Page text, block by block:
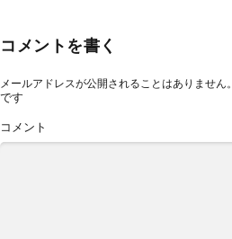
コメントを書く
メールアドレスが公開されることはありません。
です
コメント